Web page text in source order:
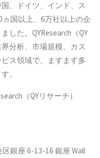
、ドイツ、インド、ス
国以上、6万社以上の企
した。QYResearch（QY
分析、市場規模、カス
ス領域で、ますます多
。
（QYリサーチ）
銀座 6-13-16 銀座 Wall